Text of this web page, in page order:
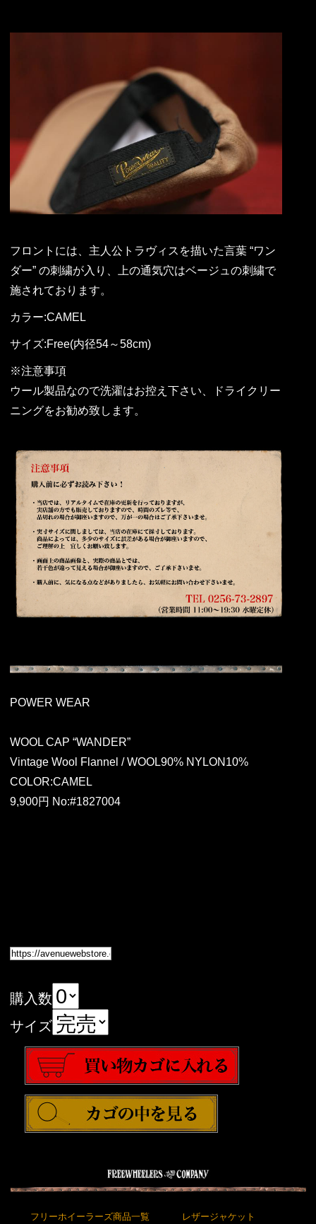
フロントには、主人公トラヴィスを描いた言葉 “ワン
ダー” の刺繍が入り、上の通気穴はベージュの刺繍で
施されております。
カラー:CAMEL
サイズ:Free(内径54～58cm)
※注意事項
ウール製品なので洗濯はお控え下さい、ドライクリー
ニングをお勧め致します。
POWER WEAR
WOOL CAP “WANDER”
Vintage Wool Flannel / WOOL90% NYLON10%
COLOR:CAMEL
9,900円 No:#1827004
購入数
サイズ
フリーホイーラーズ商品一覧 レザージャケット